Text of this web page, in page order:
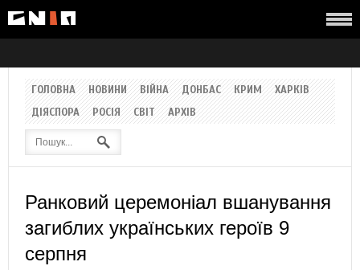
ГОЛОВНА НОВИНИ ВІЙНА ДОНБАС КРИМ
ХАРКІВ
ДІЯСПОРА
РОСІЯ СВІТ АРХІВ
Ранковий церемоніал вшанування
загиблих українських героїв 9
серпня